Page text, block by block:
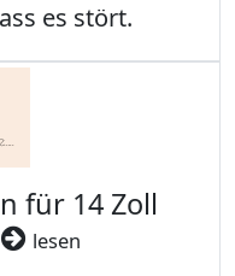
es stört.
für 14 Zoll
lesen